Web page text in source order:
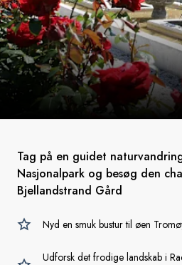
Tag på en guidet
Nasjonalpark og besøg den
Bjellandstrand Gård
Nyd en smuk bustur til øen
Udforsk det frodige landskab i